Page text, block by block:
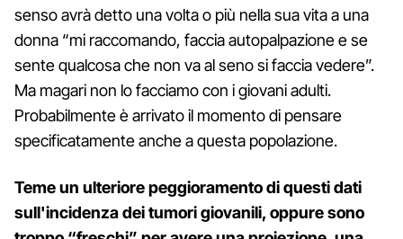
senso avrà detto una volta o più nella sua vita a una
donna “mi raccomando, faccia autopalpazione e se
sente qualcosa che non va al seno si faccia vedere”.
Ma magari non lo facciamo con i giovani adulti.
Probabilmente è arrivato il momento di pensare
specificatamente anche a questa popolazione.
Teme un ulteriore peggioramento di questi dati
sull'incidenza dei tumori giovanili, oppure sono